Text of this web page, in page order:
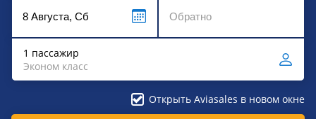
1 пассажир
Эконом класс
Открыть Aviasales в новом окне